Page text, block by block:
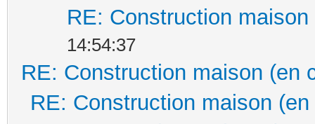
RE: Construction
14:54:37
RE: Construction maison (en
RE: Construction maison